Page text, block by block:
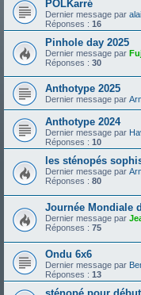
POLKarré
Dernier message par
Réponses : 16
Pinhole day 2025
Dernier message par
Réponses : 30
Anthotype 2025
Dernier message par
Anthotype 2024
Dernier message par
Réponses : 10
les sténopés
Dernier message par
Réponses : 80
Journée Mondiale
Dernier message par
Réponses : 75
Ondu 6x6
Dernier message par
Réponses : 13